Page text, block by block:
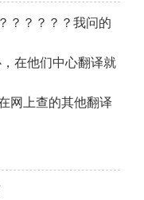
？？？？？我问的
在他们中心翻译就
网上查的其他翻译